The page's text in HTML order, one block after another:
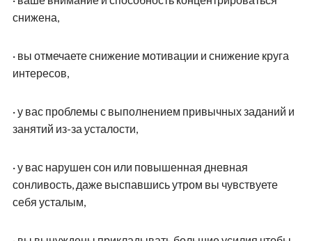
снижена,
· вы отмечаете снижение мотивации и снижение круга
интересов,
·у вас проблемы с выполнением привычных заданий и
занятий из-за усталости,
·у вас нарушен сон или повышенная дневная
сонливость, даже выспавшись утром вы чувствуете
себя усталым,